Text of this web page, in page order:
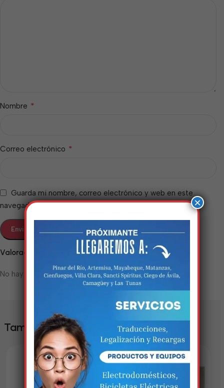
Valoraciones
No hay valoraciones aún.
Nombre *
Correo electrónico *
Guarda mi nombre, correo electrónico y web en este
navegador para la próxima vez que comente.
También te puede interesar
×
Estamos trabalhando
nisso!
Em breve, esta página estará
disponível com novidades
incríveis. Agradecemos pela
paciência e compreensão.